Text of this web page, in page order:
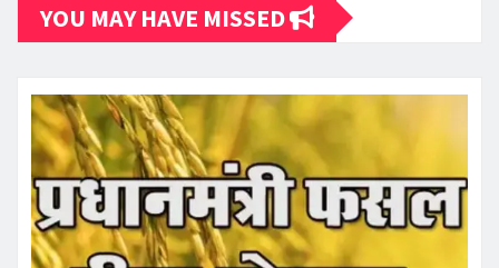
YOU MAY HAVE MISSED